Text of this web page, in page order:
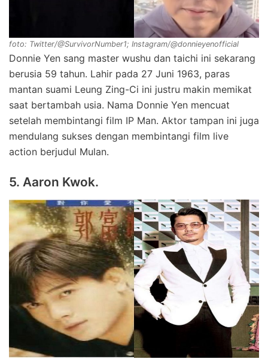
foto: Twitter/@SurvivorNumber1; Instagram/@donnieyenofficial
Donnie Yen sang master wushu dan taichi ini sekarang
berusia 59 tahun. Lahir pada 27 Juni 1963, paras
mantan suami Leung Zing-Ci ini justru makin memikat
saat bertambah usia. Nama Donnie Yen mencuat
setelah membintangi film IP Man. Aktor tampan ini juga
mendulang sukses dengan membintangi film live
action berjudul Mulan.
5. Aaron Kwok.